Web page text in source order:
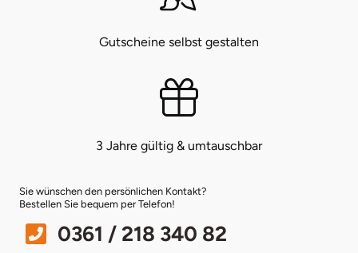
Gutscheine selbst gestalten
3 Jahre gültig & umtauschbar
Sie wünschen den persönlichen Kontakt?
Bestellen Sie bequem per Telefon!
0361 / 218 340 82
Riesa
Ruhrgebiet
Weimar
Weißenfels